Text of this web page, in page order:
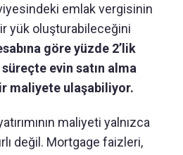
emlak vergisinin
yük oluşturabileceğini
göre yüzde 2’lik
süreçte evin satın alma
maliyete ulaşabiliyor.
maliyeti yalnızca
değil. Mortgage faizleri,